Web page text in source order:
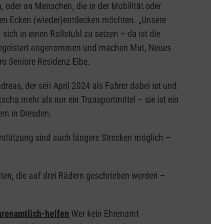
oder an Menschen, die in der Mobilität oder
Ecken (wieder)entdecken möchten. „Unsere
in einen Rollstuhl zu setzen – da ist die
angenommen und machen Mut, Neues
Seniore Residenz Elbe.
der seit April 2024 als Fahrer dabei ist und
mehr als nur ein Transportmittel – sie ist ein
in Dresden.
sind auch längere Strecken möglich –
die auf drei Rädern geschrieben werden –
helfen Wer kein Ehrenamt